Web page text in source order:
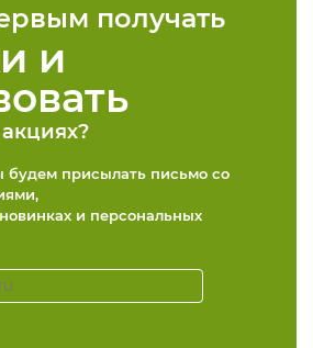
получать
и
будем присылать письмо со
и персональных